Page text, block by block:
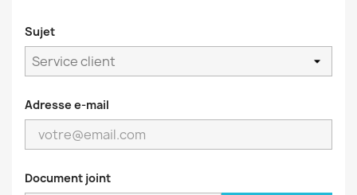
Sujet
Adresse e-mail
Document joint